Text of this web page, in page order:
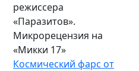
режиссера
«Паразитов».
Микрорецензия на
«Микки 17»
Космический фарс от